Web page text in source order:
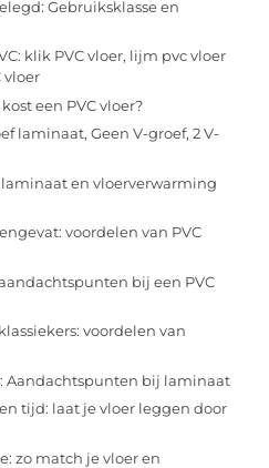
Gebruiksklasse en
klik PVC vloer, lijm pvc vloer
vloer
een PVC vloer?
laminaat, Geen V-groef, 2 V-
en vloerverwarming
voordelen van PVC
bij een PVC
voordelen van
Aandachtspunten bij laminaat
tijd: laat je vloer leggen door
zo match je vloer en